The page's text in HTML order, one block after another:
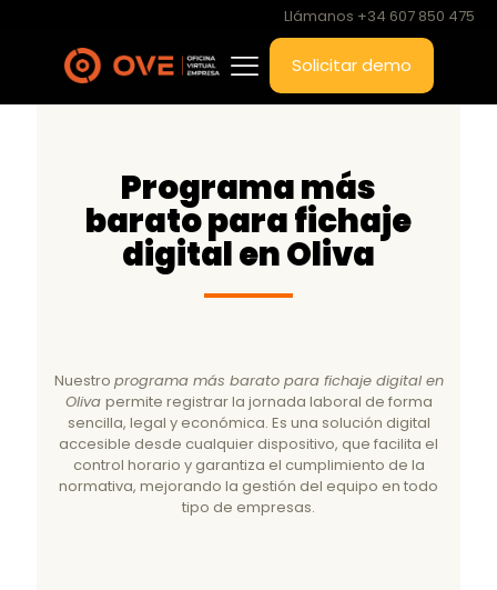
Llámanos +34 607 850 475
Solicitar demo
Programa más
barato para fichaje
digital en Oliva
Nuestro programa más barato para fichaje digital en
Oliva permite registrar la jornada laboral de forma
sencilla, legal y económica. Es una solución digital
accesible desde cualquier dispositivo, que facilita el
control horario y garantiza el cumplimiento de la
normativa, mejorando la gestión del equipo en todo
tipo de empresas.